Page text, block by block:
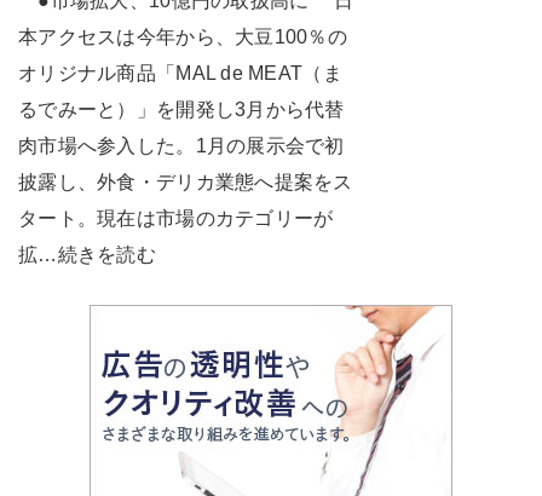
本アクセスは今年から、大豆100％の
オリジナル商品「MAL de MEAT（ま
るでみーと）」を開発し3月から代替
肉市場へ参入した。1月の展示会で初
披露し、外食・デリカ業態へ提案をス
タート。現在は市場のカテゴリーが
拡…続きを読む